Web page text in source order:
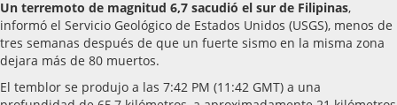
Un terremoto de magnitud 6,7 sacudió el sur de Filipinas,
informó el Servicio Geológico de Estados Unidos (USGS), menos de
tres semanas después de que un fuerte sismo en la misma zona
dejara más de 80 muertos.
El temblor se produjo a las 7:42 PM (11:42 GMT) a una